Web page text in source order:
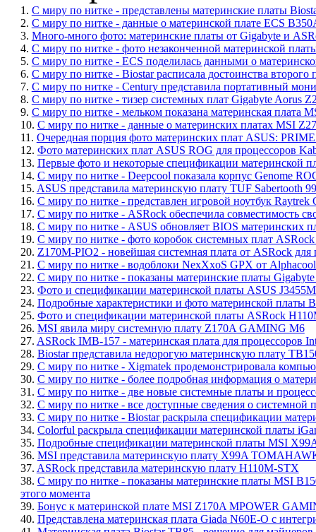
1. С миру по нитке - представлены материнские платы
2. С миру по нитке - данные о материнской плате ECS
3. Много-много фото: материнские платы от Gigabyte и
4. С миру по нитке - фото незаконченной материнской
5. С миру по нитке - ECS поделилась данными о
6. С миру по нитке - Biostar расписала достоинства
7. С миру по нитке - Century представила портативный
8. С миру по нитке - тизер системных плат Gigabyte Aorus
9. С миру по нитке - мельком показана материнская плата
10. С миру по нитке - данные о материнских платах MSI
11. Очередная порция фото материнских плат ASUS:
12. Фото материнских плат ASUS ROG для процессоров
13. Первые фото и некоторые спецификации материнской
14. С миру по нитке - Deepcool показала корпус Genome
15. ASUS представила материнскую плату TUF Sabertooth
16. С миру по нитке - представлен игровой ноутбук
17. С миру по нитке - ASRock обеспечила совместимость
18. С миру по нитке - ASUS обновляет BIOS материнских
19. С миру по нитке - фото коробок системных плат
20. Z170M-PIO2 - новейшая системная плата от ASRock для
21. С миру по нитке - водоблоки NexXxoS GPX от
22. С миру по нитке - показаны материнские платы
23. Фото и спецификации материнской платы ASUS
24. Подробные характеристики и фото материнской платы
25. Фото и спецификации материнской платы ASRock
26. MSI явила миру системную плату Z170A GAMING M6
27. ASRock IMB-157 - материнская плата для процессоров
28. Biostar представила недорогую материнскую плату
29. С миру по нитке - Xigmatek продемонстрировала
30. С миру по нитке - более подробная информация о
31. С миру по нитке - две новые системные платы и
32. С миру по нитке - все доступные сведения о системной
33. С миру по нитке - Biostar раскрыла спецификации
34. Colorful раскрыла спецификации материнской платы
35. Подробные спецификации материнской платы MSI
36. MSI представила материнскую плату X99A
37. ASRock представила материнскую плату H110M-STX
38. С миру по нитке - показаны материнские платы MSI
этого момента
39. Бонус к материнской плате MSI Z170A MPOWER
40. Представлена материнская плата Giada N60E-O с